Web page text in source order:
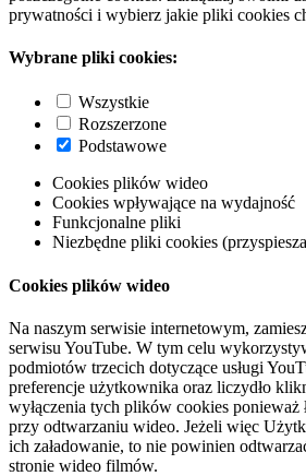
prywatności i wybierz jakie pliki cookies
Wybrane pliki cookies:
Wszystkie
Rozszerzone
Podstawowe
Cookies plików wideo
Cookies wpływające na wydajność
Funkcjonalne pliki
Niezbędne pliki cookies
Cookies plików wideo
Na naszym serwisie internetowym,
serwisu YouTube. W tym celu
podmiotów trzecich dotyczące usługi
preferencje użytkownika oraz liczydło
wyłączenia tych plików cookies ponieważ
przy odtwarzaniu wideo. Jeżeli więc
ich załadowanie, to nie powinien
stronie wideo filmów.